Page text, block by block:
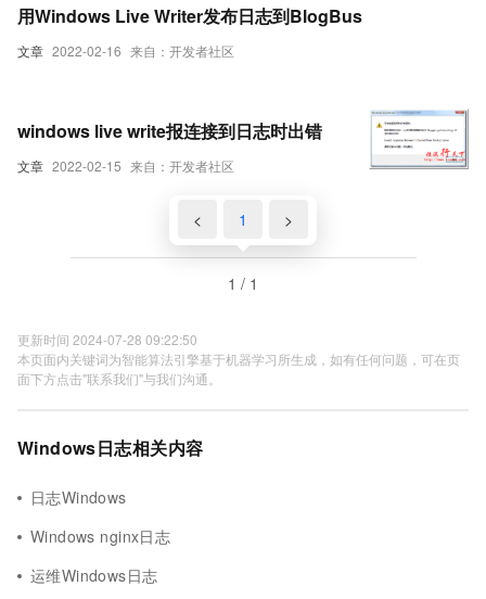
文章 2022-02-16 来自：开发者社区
用Windows Live Writer发布日志到BlogBus
文章 2022-02-15 来自：开发者社区
windows live write报连接到日志时出错
< 1 >
1 / 1
更新时间 2024-07-28 09:22:50
本页面内关键词为智能算法引擎基于机器学习所生成，如有任何问题，可在页
面下方点击"联系我们"与我们沟通。
Windows日志相关内容
日志Windows
Windows nginx日志
运维Windows日志